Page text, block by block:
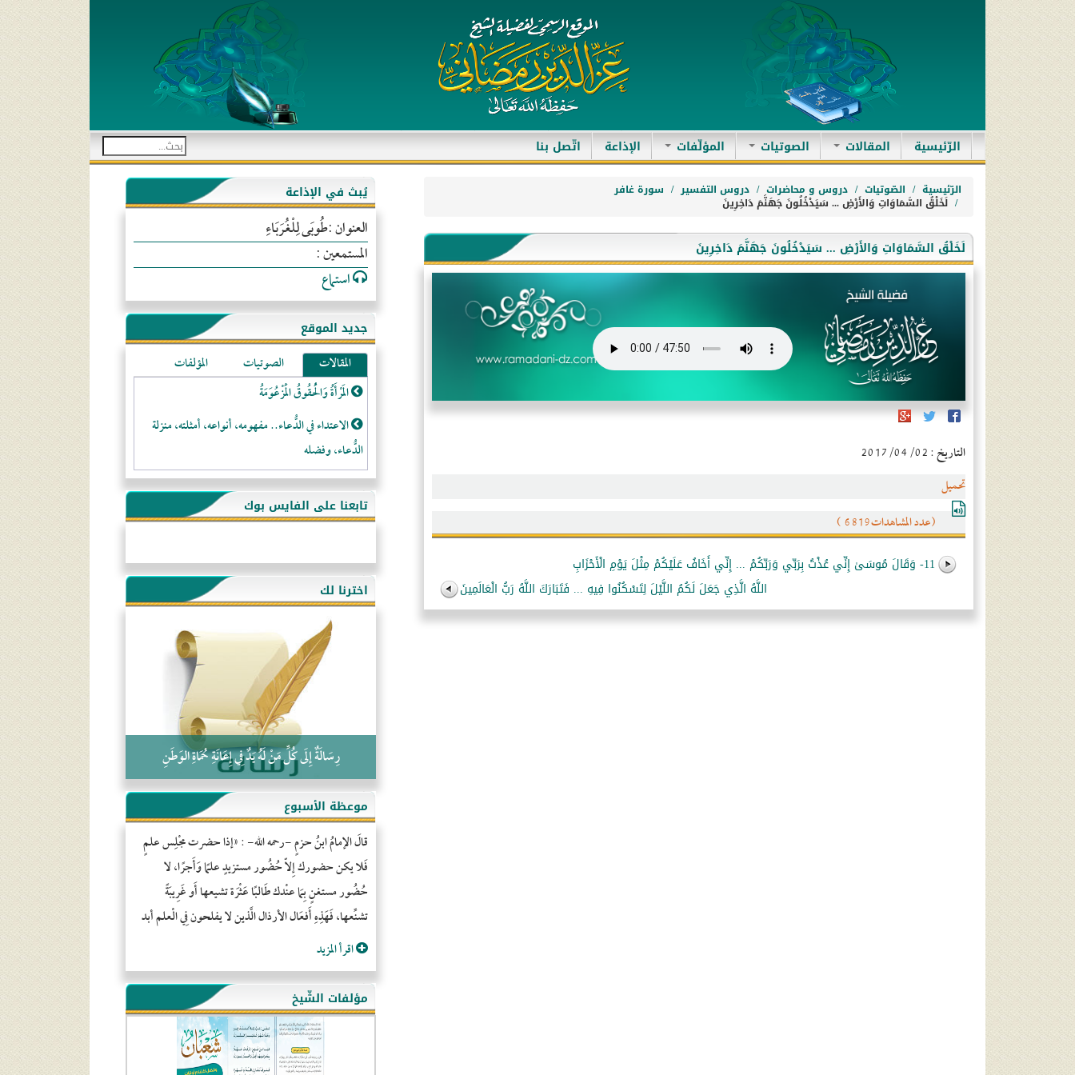
الرّئيسية(current) المقالات الصوتيات المؤلّفات الإذاعة اتّصل بنا
الرّئيسية الصّوتيات دروس و محاضرات دروس التفسير سورة غافر
لَخَلْقُ السَّمَاوَاتِ وَالأَرْضِ ... سَيَدْخُلُونَ جَهَنَّمَ دَاخِرِينَ
لَخَلْقُ السَّمَاوَاتِ وَالأَرْضِ ... سَيَدْخُلُونَ جَهَنَّمَ دَاخِرِينَ
التاريخ : 2017/04/02
تحميل
(عدد المشاهدات6819 )
11- وَقَالَ مُوسَىٰ إِنِّي عُذْتُ بِرَبِّي وَرَبِّكُمْ ... إِنِّي أَخَافُ عَلَيْكُمْ مِثْلَ يَوْمِ الْأَحْزَابِ
اللَّهُ الَّذِي جَعَلَ لَكُمُ اللَّيْلَ لِتَسْكُنُوا فِيهِ ... فَتَبَارَكَ اللَّهُ رَبُّ الْعَالَمِينَ
يُبث في الإذاعة
العنوان :طُوبَى لِلْغُرَبَاءِ
المستمعين :
استماع
جديد الموقع
المقالات الصوتيات
المؤلفات
المَرْأَةُ وَالْحُقُوقُ الْمَزْعُوَمَةُ
الاعتداء في الدُّعاء.. مفهومه، أنواعه، أمثلته، منزلة
الدُّعاء، وفضله
لا تتَّبعوا عورات الـمسلمين
فقه النَّصيحة عند الصَّحابة الكرام رضي الله عنهم
هذه سبيلنا فماذا تنقمون؟!
أُسُـسُ بَـيْـتِ الـمُسْـلِمِ
التَّعْلِيمُ القُرْآنِي
كلمة إلى إخواني السلفيين في الجزائر
تابعنا على الفايس بوك
اخترنا لك
رِسَالَةٌ إِلَى كُلِّ مَنْ لَهُ يَدٌ فِي إِعَانَةِ حُمَاةِ الوَطَنِ
موعظة الأسبوع
قالَ الإمامُ ابنُ حزمٍ -رحمه الله- : «إذا حضرت مجْلِس علمٍ
فَلا يكن حضورك إِلاّ حُضُور مستزيدٍ علمًا وَأَجرًا، لا
حُضُور مستغنٍ بِمَا عنْدك طَالبًا عَثْرَة تشيعها أَو غَرِيبَةً
تشنِّعها، فَهَذِهِ أَفعَال الأرذال الَّذين لا يفلحون فِي الْعلم أبد
اقرأ المزيد
مؤلفات الشّيخ